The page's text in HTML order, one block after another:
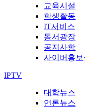
교육시설
학생활동
IT서비스
동서광장
공지사항
사이버홍보
IPTV
대학뉴스
언론뉴스